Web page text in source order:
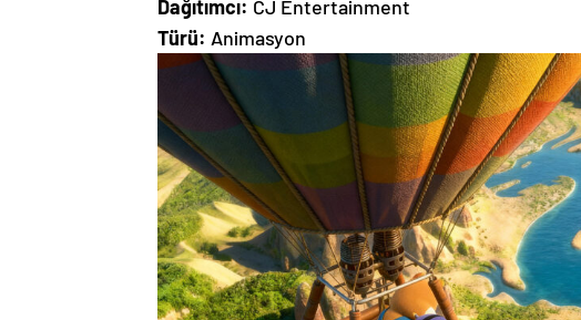
Dağıtımcı: CJ Entertainment
Türü: Animasyon